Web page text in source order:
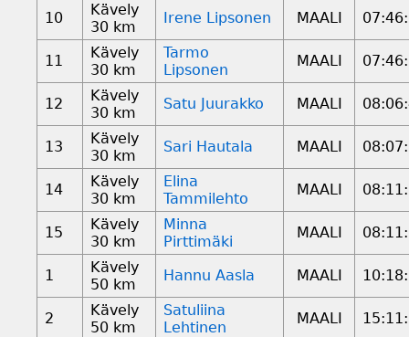
10
Kävely
30 km
Irene Lipsonen MAALI
11
Kävely
30 km
Tarmo
Lipsonen
MAALI
12
Kävely
30 km
Satu Juurakko MAALI
13
Kävely
30 km
Sari Hautala MAALI
14
Kävely
30 km
Elina
Tammilehto
MAALI
15
Kävely
30 km
Minna
Pirttimäki
MAALI
1
Kävely
50 km
Hannu Aasla MAALI
2
Kävely
50 km
Satuliina
Lehtinen
MAALI